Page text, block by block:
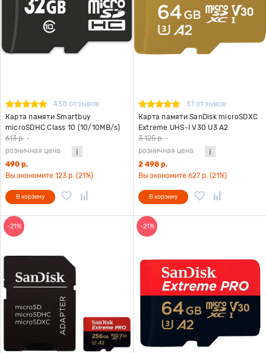
438 отзывов
Карта памяти Smartbuy
microSDHC Class 10 (10/10MB/s)
32GB LE
613 р. -
розничная цена
490 р.
Вы экономите 123 р. (21%)
В корзину
31 отзывов
Карта памяти SanDisk microSDXC
Extreme UHS-I V30 U3 A2
(170/80MB/s) 64GB
3 125 р. -
розничная цена
2 498 р.
Вы экономите 627 р. (21%)
В корзину
-21% -21%